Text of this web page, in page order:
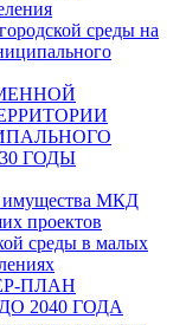
среды на
ГОДЫ
имущества МКД
проектов
среды в малых
ПЛАН
2040 ГОДА